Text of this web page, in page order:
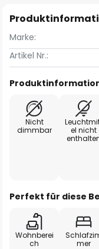
Marke:
Artikel Nr.:
Nicht
dimmbar
el nicht
Perfekt für diese
Wohnberei
ch
mer